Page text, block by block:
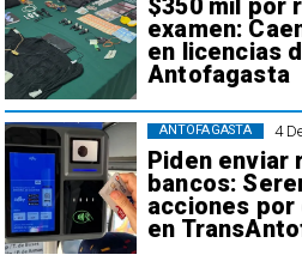
$350 mil por
examen:
en licencias
Antofagasta
4
Piden enviar
bancos:
acciones
en
ANTOFAGASTA